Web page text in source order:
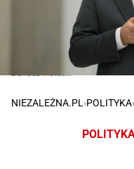
Dariusz Matecki
NIEZALEŻNA.PL ›POLITYKA›